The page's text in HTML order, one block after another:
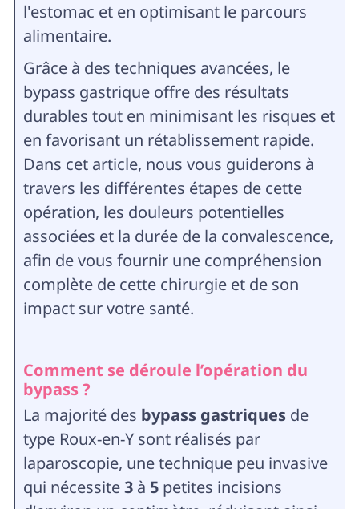
l'estomac et en optimisant le parcours
alimentaire.
Grâce à des techniques avancées, le
bypass gastrique offre des résultats
durables tout en minimisant les risques et
en favorisant un rétablissement rapide.
Dans cet article, nous vous guiderons à
travers les différentes étapes de cette
opération, les douleurs potentielles
associées et la durée de la convalescence,
afin de vous fournir une compréhension
complète de cette chirurgie et de son
impact sur votre santé.
Comment se déroule l’opération du
bypass ?
La majorité des bypass gastriques de
type Roux-en-Y sont réalisés par
laparoscopie, une technique peu invasive
qui nécessite3à 5petites incisions